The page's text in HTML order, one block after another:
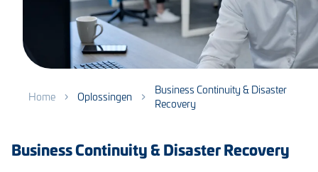
Home Oplossingen
Business Continuity & Disaster
Recovery
Business Continuity & Disaster Recovery